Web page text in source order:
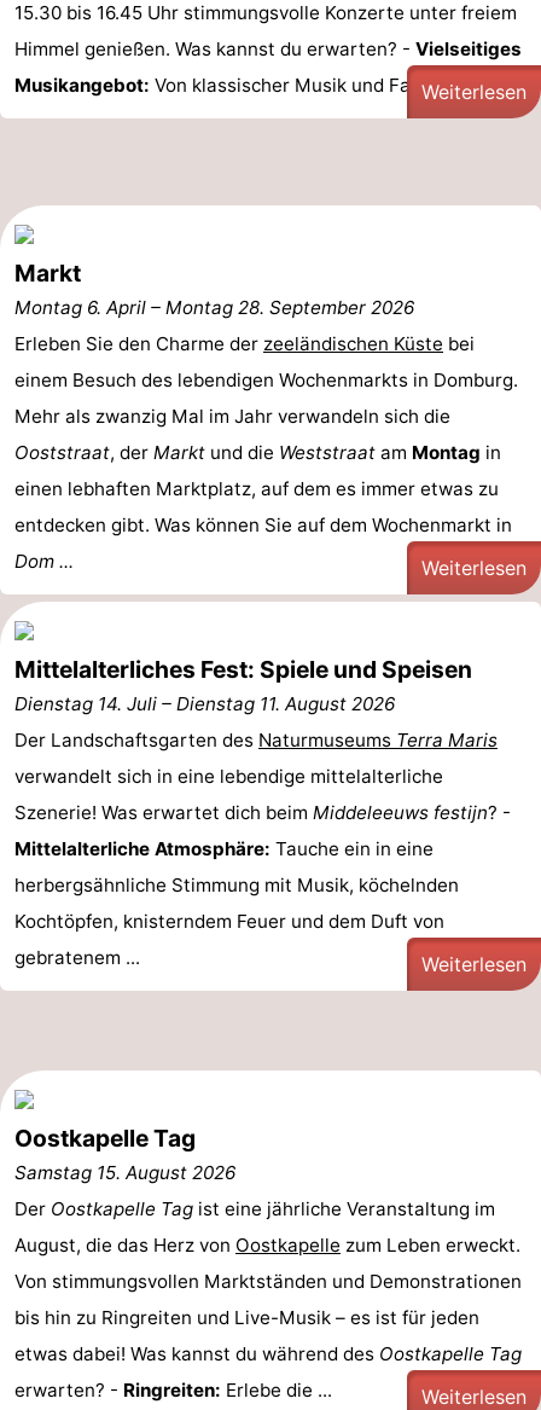
Aussichtspunkte
Attraktionen
Spielplätze
-
Spielplätze
Bowling
-
Minigolfplätze
Wellness-
Zentren
Dörfer
Städte
Führungen
-
Schwimmbader
-
Radfahren
-
Wandern
Reiten
-
Golfplatze
-
Toorop
und
Veranstaltungen
Ringstechen
Praktisch
Route
15.30 bis 16.45 Uhr stimmungsvolle Konzerte unter freiem
Himmel genießen. Was kannst du erwarten? - Vielseitiges
Musikangebot: Von klassischer Musik und Fado ...Weiterlesen
Markt
Montag 6. April – Montag 28. September 2026
Erleben Sie den Charme der zeeländischen Küste bei
einem Besuch des lebendigen Wochenmarkts in Domburg.
Mehr als zwanzig Mal im Jahr verwandeln sich die
Ooststraat, der Markt und die Weststraat am Montag in
einen lebhaften Marktplatz, auf dem es immer etwas zu
entdecken gibt. Was können Sie auf dem Wochenmarkt in
Dom ...
Weiterlesen
Mittelalterliches Fest: Spiele und Speisen
Dienstag 14. Juli – Dienstag 11. August 2026
Der Landschaftsgarten des Naturmuseums Terra Maris
verwandelt sich in eine lebendige mittelalterliche
Szenerie! Was erwartet dich beim Middeleeuws festijn? -
Mittelalterliche Atmosphäre: Tauche ein in eine
herbergsähnliche Stimmung mit Musik, köchelnden
Kochtöpfen, knisterndem Feuer und dem Duft von
gebratenem ...
Weiterlesen
Oostkapelle Tag
Samstag 15. August 2026
Der Oostkapelle Tag ist eine jährliche Veranstaltung im
August, die das Herz von Oostkapelle zum Leben erweckt.
Von stimmungsvollen Marktständen und Demonstrationen
bis hin zu Ringreiten und Live-Musik – es ist für jeden
etwas dabei! Was kannst du während des Oostkapelle Tag
erwarten? - Ringreiten: Erlebe die ... Weiterlesen